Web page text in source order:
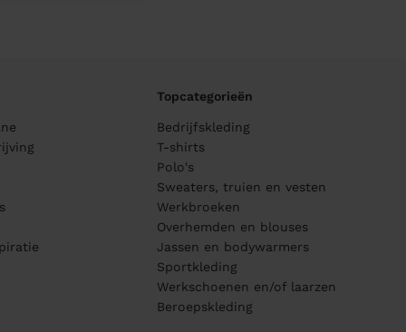
Topcategorieën
Bedrijfskleding
T-shirts
Polo's
Sweaters, truien en vesten
Werkbroeken
Overhemden en blouses
Jassen en bodywarmers
Sportkleding
Werkschoenen en/of laarzen
Beroepskleding